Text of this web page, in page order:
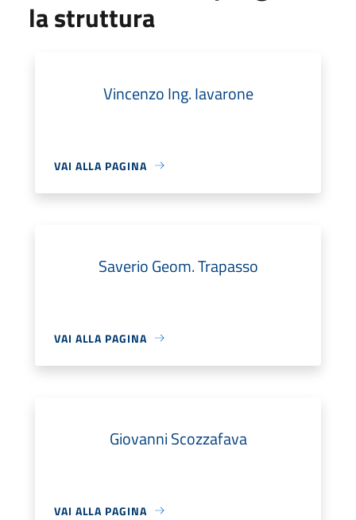
la struttura
Vincenzo Ing. Iavarone
VAI ALLA PAGINA
Saverio Geom. Trapasso
VAI ALLA PAGINA
Giovanni Scozzafava
VAI ALLA PAGINA